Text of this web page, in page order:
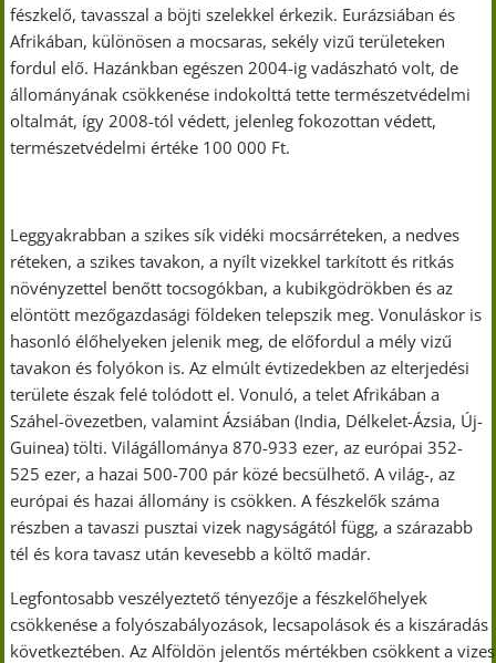
fészkelő, tavasszal a böjti szelekkel érkezik. Eurázsiában és
Afrikában, különösen a mocsaras, sekély vizű területeken
fordul elő. Hazánkban egészen 2004-ig vadászható volt, de
állományának csökkenése indokolttá tette természetvédelmi
oltalmát, így 2008-tól védett, jelenleg fokozottan védett,
természetvédelmi értéke 100 000 Ft.
Leggyakrabban a szikes sík vidéki mocsárréteken, a nedves
réteken, a szikes tavakon, a nyílt vizekkel tarkított és ritkás
növényzettel benőtt tocsogókban, a kubikgödrökben és az
elöntött mezőgazdasági földeken telepszik meg. Vonuláskor is
hasonló élőhelyeken jelenik meg, de előfordul a mély vizű
tavakon és folyókon is. Az elmúlt évtizedekben az elterjedési
területe észak felé tolódott el. Vonuló, a telet Afrikában a
Száhel-övezetben, valamint Ázsiában (India, Délkelet-Ázsia, Új-
Guinea) tölti. Világállománya 870-933 ezer, az európai 352-
525 ezer, a hazai 500-700 pár közé becsülhető. A világ-, az
európai és hazai állomány is csökken. A fészkelők száma
részben a tavaszi pusztai vizek nagyságától függ, a szárazabb
tél és kora tavasz után kevesebb a költő madár.
Legfontosabb veszélyeztető tényezője a fészkelőhelyek
csökkenése a folyószabályozások, lecsapolások és a kiszáradás
következtében. Az Alföldön jelentős mértékben csökkent a vizes